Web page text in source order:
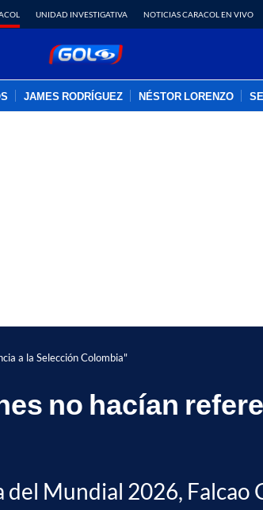
UNIDAD INVESTIGATIVA NOTICIAS CARACOL EN VIVO
JAMES RODRÍGUEZ NÉSTOR LORENZO
a la Selección Colombia"
no hacían
Mundial 2026, Falcao